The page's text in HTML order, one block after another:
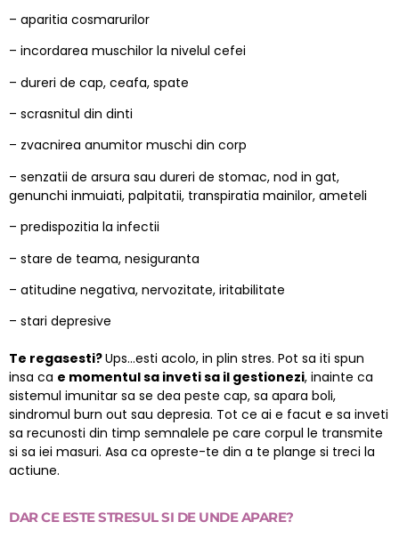
– aparitia cosmarurilor
– incordarea muschilor la nivelul cefei
– dureri de cap, ceafa, spate
– scrasnitul din dinti
– zvacnirea anumitor muschi din corp
– senzatii de arsura sau dureri de stomac, nod in gat,
genunchi inmuiati, palpitatii, transpiratia mainilor, ameteli
– predispozitia la infectii
– stare de teama, nesiguranta
– atitudine negativa, nervozitate, iritabilitate
– stari depresive
Te regasesti?Ups…esti acolo, in plin stres. Pot sa iti spun
insa ca e momentul sa inveti sa il gestionezi, inainte ca
sistemul imunitar sa se dea peste cap, sa apara boli,
sindromul burn out sau depresia. Tot ce ai e facut e sa inveti
sa recunosti din timp semnalele pe care corpul le transmite
si sa iei masuri. Asa ca opreste-te din a te plange si treci la
actiune.
DARCE ESTE STRESUL SI DE UNDE APARE?